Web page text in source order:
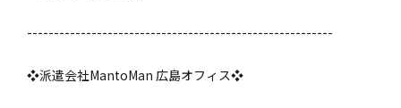
---------------------------------------------------------
❖派遣会社MantoMan 広島オフィス❖